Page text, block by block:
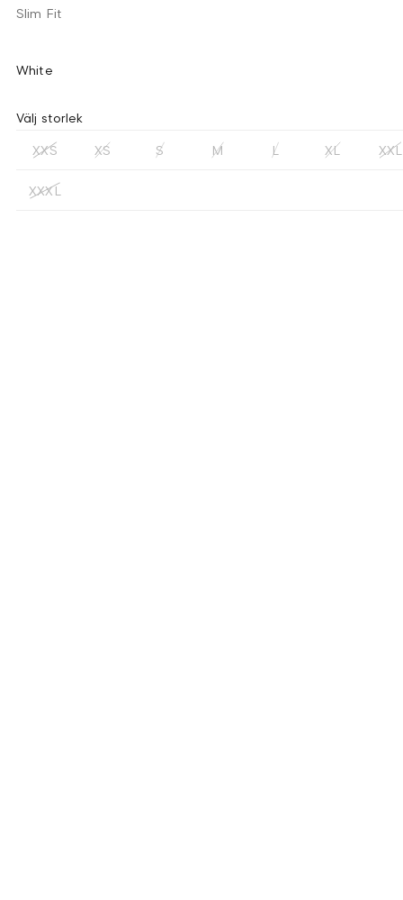
Slim Fit
White
Välj storlek
XXS XS S M L XL XXL
XXXL